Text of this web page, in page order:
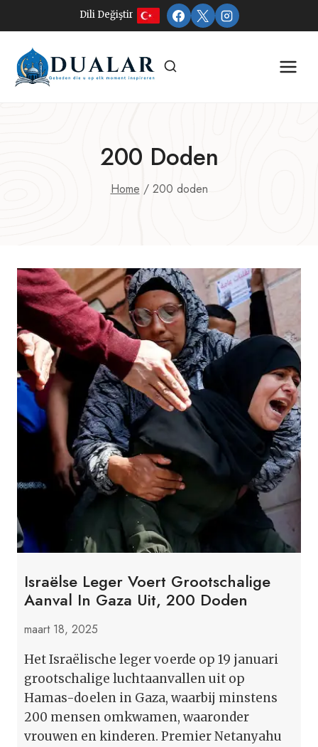
naar
inhoud
Dili Değiştir
200 Doden
Home / 200 doden
Israëlse Leger Voert Grootschalige
Aanval In Gaza Uit, 200 Doden
maart 18, 2025
Het Israëlische leger voerde op 19 januari
grootschalige luchtaanvallen uit op
Hamas-doelen in Gaza, waarbij minstens
200 mensen omkwamen, waaronder
vrouwen en kinderen. Premier Netanyahu